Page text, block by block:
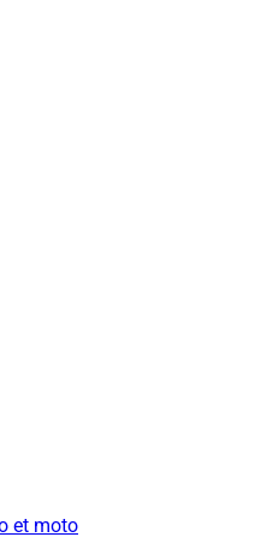
et moto